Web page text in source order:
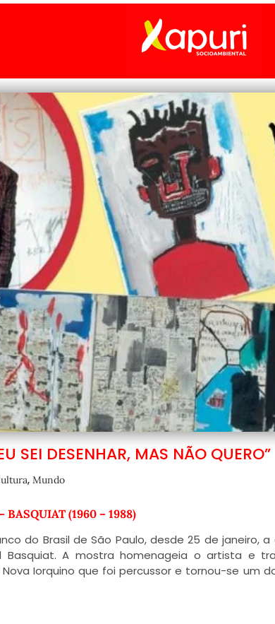
SEI DESENHAR, MAS NÃO QUERO”
, Mundo
BASQUIAT (1960 – 1988)
do Brasil de São Paulo, desde 25 de janeiro,
A mostra homenageia o artista e
Iorquino que foi percussor e tornou-se um